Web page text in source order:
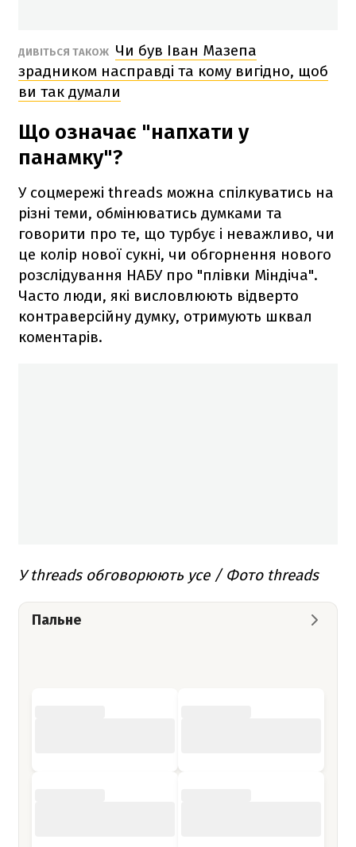
ДИВІТЬСЯ ТАКОЖ Чи був Іван Мазепа
зрадником насправді та кому вигідно, щоб
ви так думали
Що означає "напхати у
панамку"?
У соцмережі threads можна спілкуватись на
різні теми, обмінюватись думками та
говорити про те, що турбує і неважливо, чи
це колір нової сукні, чи обгорнення нового
розслідування НАБУ про "плівки Міндіча".
Часто люди, які висловлюють відверто
контраверсійну думку, отримують шквал
коментарів.
У threads обговорюють усе / Фото threads
Пальне